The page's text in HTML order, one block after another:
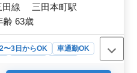
額支給 社会保険完備 車通勤可
週2,3日〜可、1日4〜8時間勤
致します♪ 若いスタッフが経
としております！！ 皆様の
しております☆
田線 三田本町駅
齢 63歳
〜3日からOK
車通勤OK